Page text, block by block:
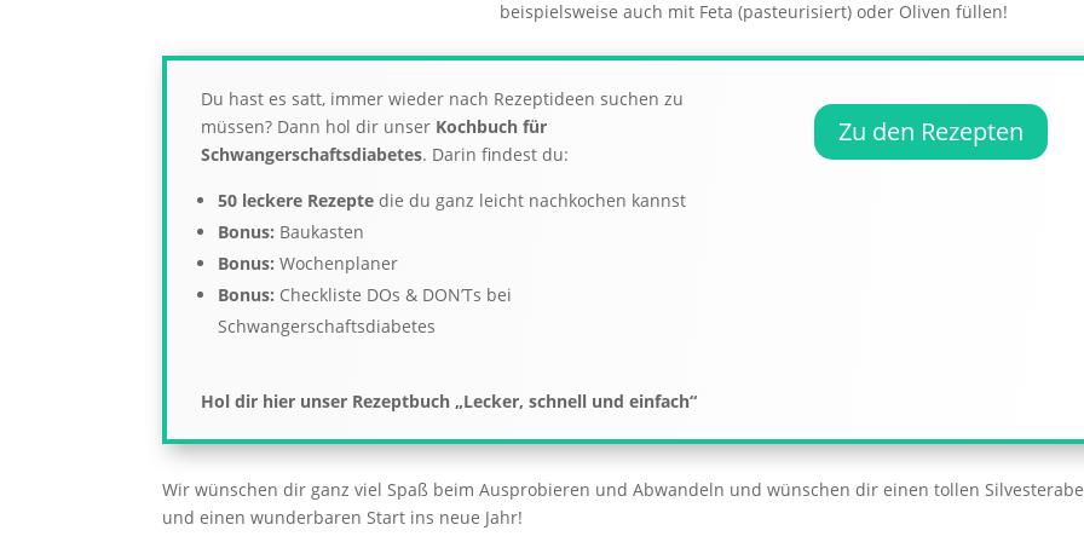
beispielsweise auch mit Feta (pasteurisiert) oder Oliven füllen!
Du hast es satt, immer wieder nach Rezeptideen suchen zu
müssen? Dann hol dir unser Kochbuch für
Schwangerschaftsdiabetes. Darin findest du:
50 leckere Rezeptedie du ganz leicht nachkochen kannst
Bonus: Baukasten
Bonus: Wochenplaner
Bonus: Checkliste DOs & DON’Ts bei
Schwangerschaftsdiabetes
Hol dir hier unser Rezeptbuch „Lecker, schnell und einfach“
Zu den Rezepten
Wir wünschen dir ganz viel Spaß beim Ausprobieren und Abwandeln und wünschen dir einen tollen
und einen wunderbaren Start ins neue Jahr!